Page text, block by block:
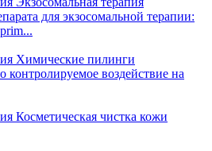
для экзосомальной терапии:
Химические пилинги
воздействие на
Косметическая чистка кожи